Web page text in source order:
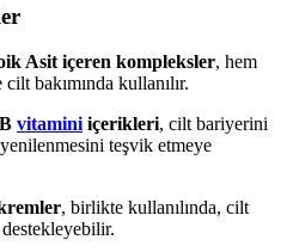
Asit içeren kompleksler, hem
bakımında kullanılır.
vitamini içerikleri, cilt bariyerini
teşvik etmeye
, birlikte kullanılında, cilt
destekleyebilir.